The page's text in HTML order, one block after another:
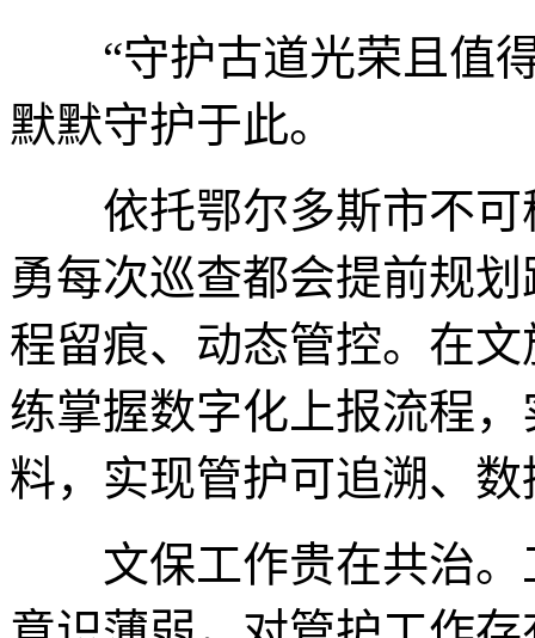
“守护古道光荣且值得
默默守护于此。
依托鄂尔多斯市不可
勇每次巡查都会提前规
程留痕、动态管控。在
练掌握数字化上报流程
料，实现管护可追溯、
文保工作贵在共治。